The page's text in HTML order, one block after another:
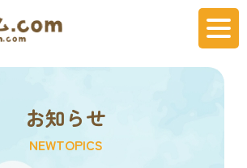
お知らせ
NEWTOPICS